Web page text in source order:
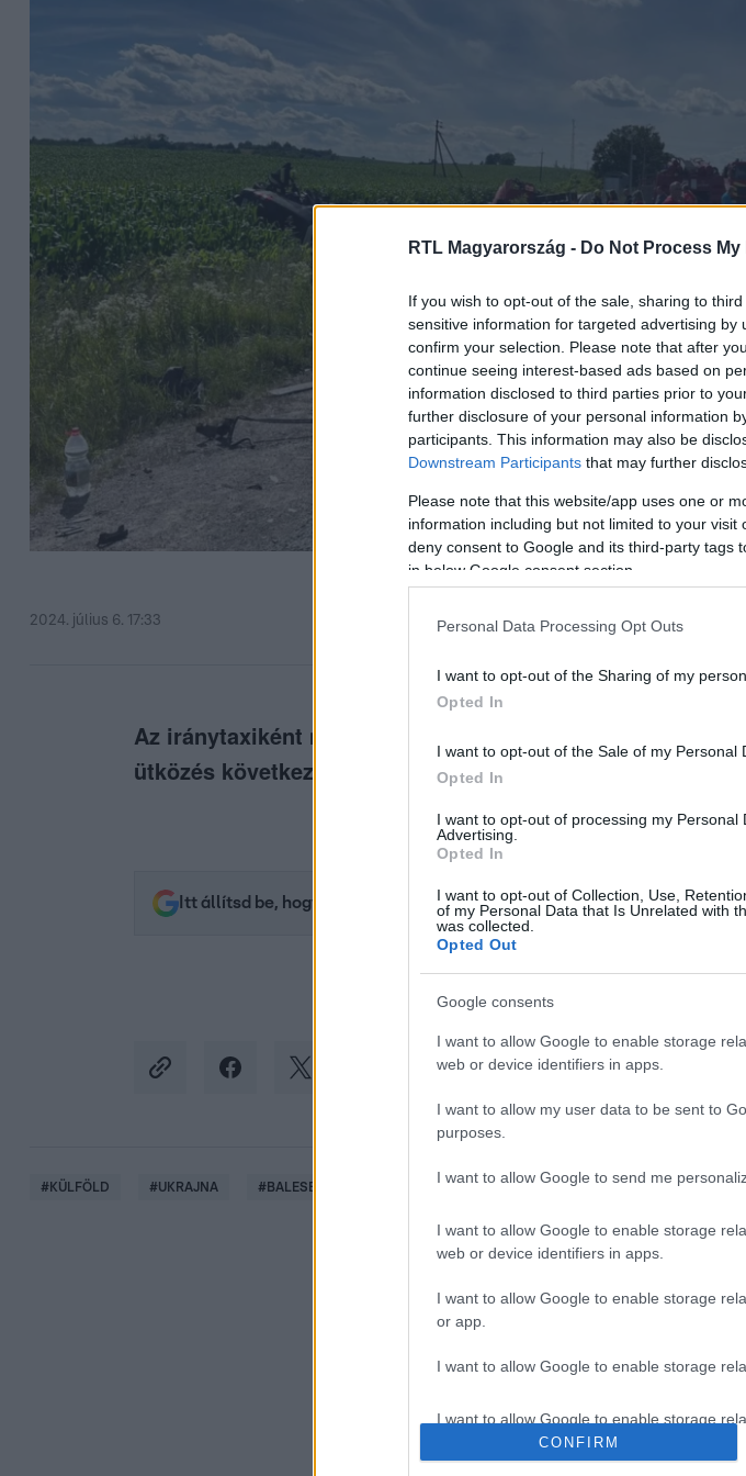
RTL Magyarország - Do Not Process
If you wish to opt-out of the sale, sharing to
sensitive information for targeted advertising
confirm your selection. Please note that after
continue seeing interest-based ads based on
information disclosed to third parties prior to
further disclosure of your personal information
participants. This information may also be
Downstream Participants that may further
Please note that this website/app uses one or
information including but not limited to your
deny consent to Google and its third-party tags
in below Google consent section.
Personal Data Processing Opt Outs
I want to opt-out of the Sharing of my
Opted In
I want to opt-out of the Sale of my Personal
Opted In
I want to opt-out of processing my Personal
Advertising.
Opted In
I want to opt-out of Collection, Use,
of my Personal Data that Is Unrelated with
was collected.
Opted Out
Google consents
I want to allow Google to enable storage
web or device identifiers in apps.
I want to allow my user data to be sent to
purposes.
I want to allow Google to send me
I want to allow Google to enable storage
web or device identifiers in apps.
I want to allow Google to enable storage
or app.
I want to allow Google to enable storage
I want to allow Google to enable storage
authentication functionality and fraud
CONFIRM
2024. július 6. 17:33
Az iránytaxiként működtetett kisbusz szinte teljesen
ütközés következtében.
Itt állítsd be, hogy az RTL.hu az elsők között legyen a Google-
#KÜLFÖLD #UKRAJNA #BALESET #HALÁL # ÜTKÖZÉS #KARAMBOL